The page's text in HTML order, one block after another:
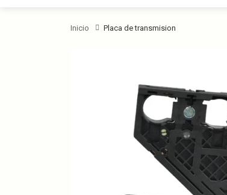
Inicio Placa de transmision